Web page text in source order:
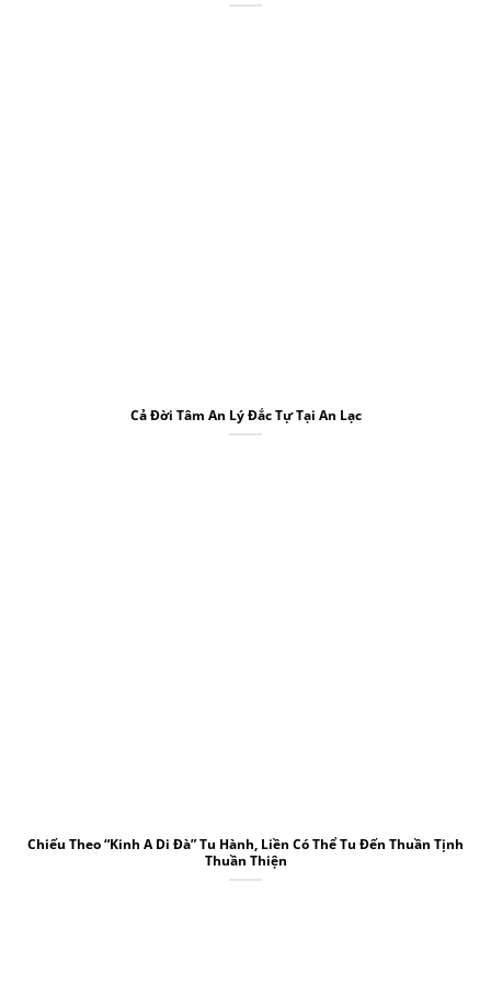
Cả Đời Tâm An Lý Đắc Tự Tại An Lạc
Chiếu Theo “Kinh A Di Đà” Tu Hành, Liền Có Thể Tu Đến Thuần Tịnh
Thuần Thiện